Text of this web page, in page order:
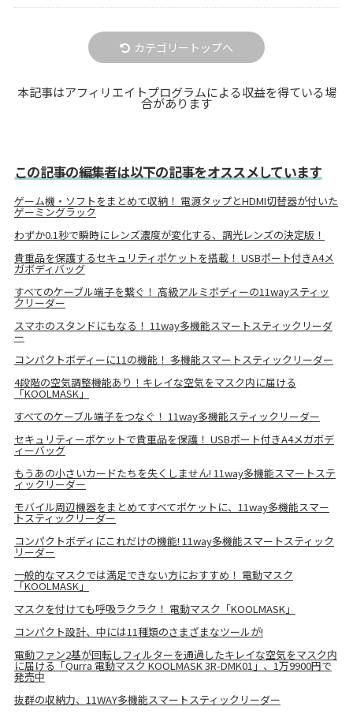
カテゴリートップへ
本記事はアフィリエイトプログラムによる収益を得ている場
合があります
この記事の編集者は以下の記事をオススメしています
ゲーム機・ソフトをまとめて収納！ 電源タップとHDMI切替器が付いた
ゲーミングラック
わずか0.1秒で瞬時にレンズ濃度が変化する、調光レンズの決定版！
貴重品を保護するセキュリティポケットを搭載！ USBポート付きA4メ
ガボディバッグ
すべてのケーブル端子を繋ぐ！ 高級アルミボディーの11wayスティッ
クリーダー
スマホのスタンドにもなる！ 11way多機能スマートスティックリーダ
ー
コンパクトボディーに11の機能！ 多機能スマートスティックリーダー
4段階の空気調整機能あり！キレイな空気をマスク内に届ける
「KOOLMASK」
すべてのケーブル端子をつなぐ！ 11way多機能スティックリーダー
セキュリティーポケットで貴重品を保護！ USBポート付きA4メガボデ
ィーバッグ
もうあの小さいカードたちを失くしません! 11way多機能スマートステ
ィックリーダー
モバイル周辺機器をまとめてすべてポケットに、11way多機能スマー
トスティックリーダー
コンパクトボディにこれだけの機能! 11way多機能スマートスティック
リーダー
一般的なマスクでは満足できない方におすすめ！ 電動マスク
「KOOLMASK」
マスクを付けても呼吸ラクラク！ 電動マスク「KOOLMASK」
コンパクト設計、中には11種類のさまざまなツールが!
電動ファン2基が回転しフィルターを通過したキレイな空気をマスク内
に届ける「Qurra 電動マスク KOOLMASK 3R-DMK01」、1万9900円で
発売中
抜群の収納力、11WAY多機能スマートスティックリーダー